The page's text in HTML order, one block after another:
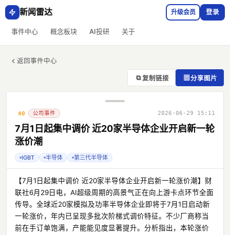
新闻雷达
事件中心 概念板块 AI投研 关于
升级会员 登录
返回事件中心
⧉ 复制链接 ▦分享图片
40 公司事件 2026-06-29 15:11
7月1日起集中调价 近20家半导体企业开启新一轮
涨价潮
IGBT 半导体 第三代半导体
【7月1日起集中调价 近20家半导体企业开启新一轮涨价潮】财
联社6月29日电，AI超级周期的高景气正在向上游卡点环节全面
传导。全球近20家模拟及功率半导体企业即将于7月1日启动新
一轮涨价，年内已呈现多批次阶梯式调价特征。不少厂商称当
前在手订单饱满，产能能见度显著提升。分析指出，本轮涨价